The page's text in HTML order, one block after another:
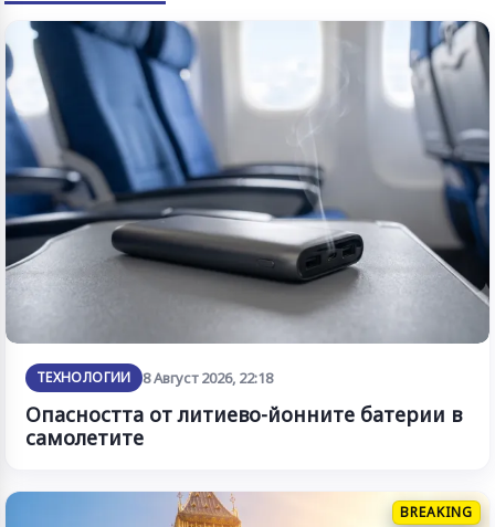
ТЕХНОЛОГИИ 8 Август 2026, 22:18
Опасността от литиево-йонните батерии в
самолетите
BREAKING